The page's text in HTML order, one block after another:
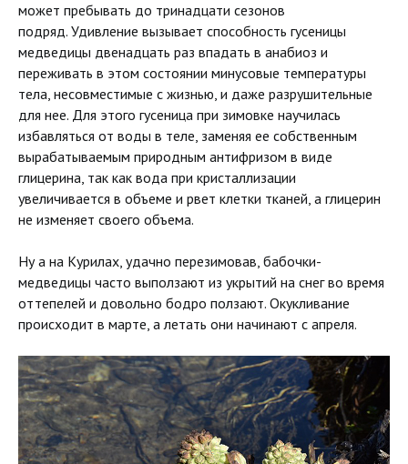
может пребывать до тринадцати сезонов
подряд. Удивление вызывает способность гусеницы
медведицы двенадцать раз впадать в анабиоз и
переживать в этом состоянии минусовые температуры
тела, несовместимые с жизнью, и даже разрушительные
для нее. Для этого гусеница при зимовке научилась
избавляться от воды в теле, заменяя ее собственным
вырабатываемым природным антифризом в виде
глицерина, так как вода при кристаллизации
увеличивается в объеме и рвет клетки тканей, а глицерин
не изменяет своего объема.
Ну а на Курилах, удачно перезимовав, бабочки-
медведицы часто выползают из укрытий на снег во время
оттепелей и довольно бодро ползают. Окукливание
происходит в марте, а летать они начинают с апреля.